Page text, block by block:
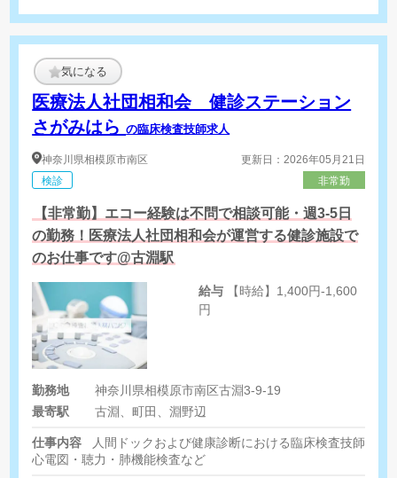
気になる
医療法人社団相和会 健診ステーション
さがみはらの臨床検査技師求人
神奈川県相模原市南区
検診
更新日：2026年05月21日
非常勤
【非常勤】エコー経験は不問で相談可能・週3-5日
の勤務！医療法人社団相和会が運営する健診施設で
のお仕事です@古淵駅
給与
円
勤務地
神奈川県相模原市南区古淵3-9-19
最寄駅
古淵、町田、淵野辺
仕事内容
人間ドックおよび健康診断における臨床検査技師業務
心電図・聴力・肺機能検査など